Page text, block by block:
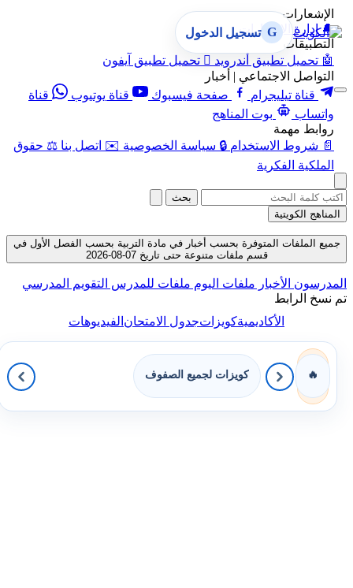
الإشعارات
🔔 إدارة الإشعارات
التطبيقات
🤖 تحميل تطبيق أندرويد  تحميل تطبيق آيفون
التواصل الاجتماعي | أخبار
قناة تيليجرام
صفحة فيسبوك قناة يوتيوب
قناة
واتساب
بوت المناهج
روابط مهمة
📄 شروط الاستخدام 🔒 سياسة الخصوصية ✉️ اتصل بنا ⚖️ حقوق
الملكية الفكرية
G تسجيل الدخول
بحث
المناهج الكويتية
جميع الملفات المتوفرة بحسب أخبار في مادة التربية بحسب الفصل الأول في
قسم ملفات متنوعة حتى تاريخ 07-08-2026
المدرسون الأخبار ملفات اليوم ملفات للمدرس التقويم المدرسي
تم نسخ الرابط
الأكاديميةكويزاتجدول الامتحانالفيديوهات
🔥 كويزات لجميع الصفوف